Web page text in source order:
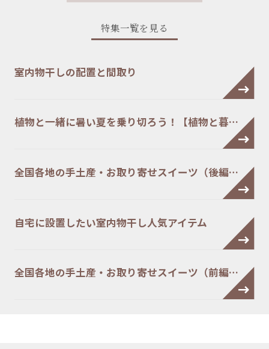
特集一覧を見る
室内物干しの配置と間取り
植物と一緒に暑い夏を乗り切ろう！【植物と暮…
全国各地の手土産・お取り寄せスイーツ（後編…
自宅に設置したい室内物干し人気アイテム
全国各地の手土産・お取り寄せスイーツ（前編…